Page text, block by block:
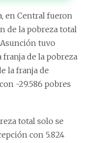
en Central fueron
de la pobreza total
tuvo
franja de la pobreza
la franja de
-29.586 pobres
total solo se
con 5.824